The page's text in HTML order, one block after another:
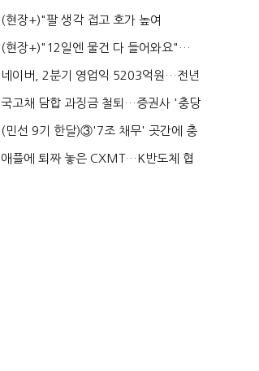
처분' 기준은 ...
(현장+)"팔 생각 접고 호가 높여
요"…'덜 똘똘한 한 채' 20...
(현장+)"12일엔 물건 다 들어와요"…
빈 매대 채우며 문 연 ...
네이버, 2분기 영업익 5203억원…전년
비 0.2% 감소...
국고채 담합 과징금 철퇴…증권사 '충당
금 폭탄' 우려...
(민선 9기 한달)③'7조 채무' 곳간에 충
격…추미애, 20년...
애플에 퇴짜 놓은 CXMT…K반도체 협